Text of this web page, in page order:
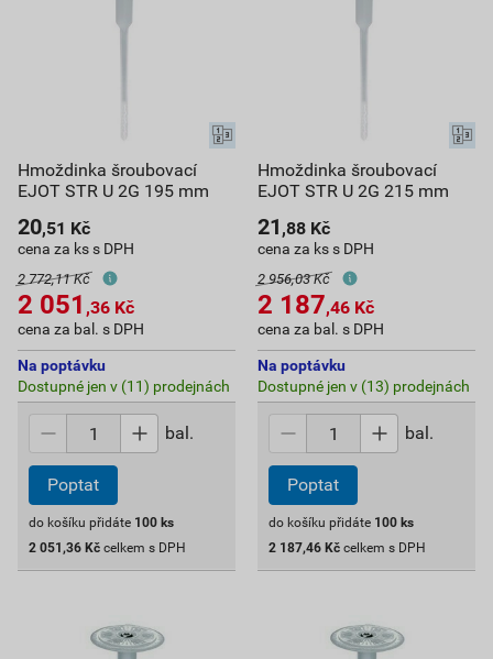
Hmoždinka šroubovací
EJOT STR U 2G 195 mm
20,51 Kč
cena za ks s DPH
2 772,11 Kč
2 051 ,36 Kč
cena za bal. s DPH
Na poptávku
Dostupné jen v (11) prodejnách
bal.
Poptat
do košíku přidáte 100 ks
2 051,36 Kč celkem s DPH
Hmoždinka šroubovací
EJOT STR U 2G 215 mm
21 ,88 Kč
cena za ks s DPH
2 956,03 Kč
2 187,46 Kč
cena za bal. s DPH
Na poptávku
Dostupné jen v (13) prodejnách
bal.
Poptat
do košíku přidáte 100 ks
2 187,46 Kč celkem s DPH